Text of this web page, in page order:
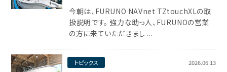
今朝は、FURUNO NAVnet TZtouchXLの取
扱説明です。 強力な助っ人、FURUNOの営業
の方に来ていただきまし ...
トピックス 2026.06.13